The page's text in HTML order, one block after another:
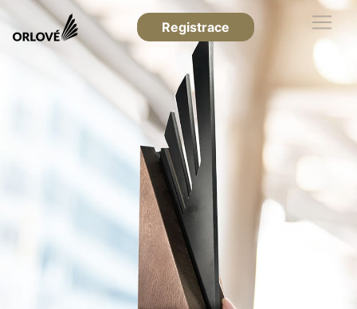
Registrace